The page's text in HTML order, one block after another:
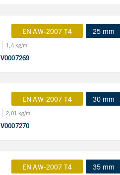
EN AW-2007 T4 25 mm
1,4 kg/m
V0007269
EN AW-2007 T4 30 mm
2,01 kg/m
V0007270
EN AW-2007 T4 35 mm